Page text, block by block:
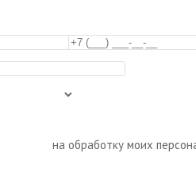
на обработку моих